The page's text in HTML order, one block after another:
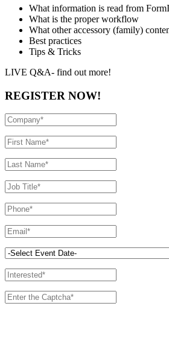
What information is read from
What is the proper workflow
What other accessory (family)
Best practices
Tips & Tricks
LIVE Q&A- find out more!
REGISTER NOW!